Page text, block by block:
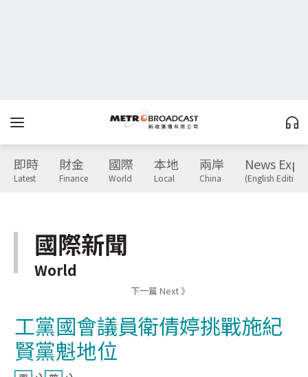
即時
Latest
財金
Finance
國際
World
本地
Local
兩岸
China
News
(English Edition)
國際新聞
World
下一篇 Next 》
工黨國會議員衛倩婷挑戰施紀
賢黨魁地位